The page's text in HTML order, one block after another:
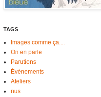
TAGS
Images comme ça....
On en parle
Parutions
Événements
Ateliers
nus